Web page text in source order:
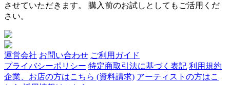
させていただきます。 購入前のお試しとしてもご活用くだ
さい。
運営会社 お問い合わせ ご利用ガイド
プライバシーポリシー 特定商取引法に基づく表記 利用規約
企業、お店の方はこちら (資料請求) アーティストの方はこ